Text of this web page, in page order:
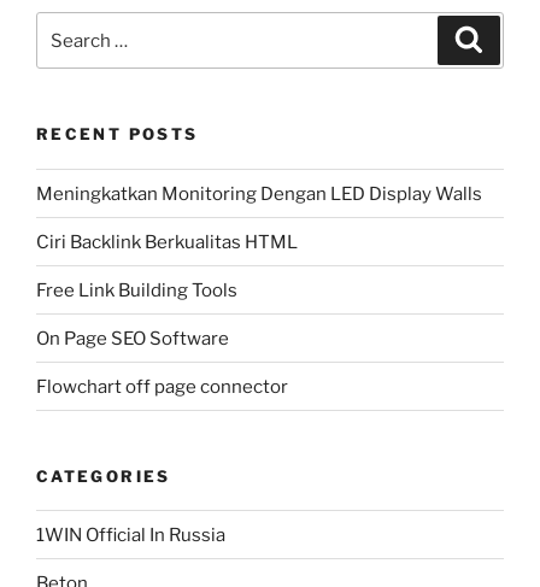
for:
RECENT POSTS
Meningkatkan Monitoring Dengan LED Display Walls
Ciri Backlink Berkualitas HTML
Free Link Building Tools
On Page SEO Software
Flowchart off page connector
CATEGORIES
1WIN Official In Russia